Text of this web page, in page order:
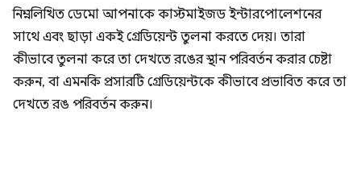
নিম্নলিখিত ডেমো আপনাকে কাস্টমাইজড ইন্টারপোলেশনের
সাথে এবং ছাড়া একই গ্রেডিয়েন্ট তুলনা করতে দেয়। তারা
কীভাবে তুলনা করে তা দেখতে রঙের স্থান পরিবর্তন করার চেষ্টা
করুন, বা এমনকি প্রসারটি গ্রেডিয়েন্টকে কীভাবে প্রভাবিত করে তা
দেখতে রঙ পরিবর্তন করুন।